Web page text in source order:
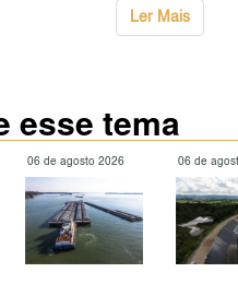
Ler Mais
esse tema
06 de agosto 2026 06 de